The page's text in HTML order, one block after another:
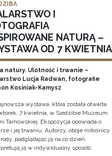
I
NATURĄ –
OD 7 KWIETNIA
natury. Ulotność i trwanie –
Lucja Radwan, fotografie
Kosiniak-Kamysz
wystawa, która została otwarta
7 kwietnia, w Siedzibie Muzeum
Tarnowskiej. Ekspozycja opowiada o
i jej trwaniu. Autorzy, oboje miłośnicy
podglądając ją na co dzień,
ją w indywidualny sposób.